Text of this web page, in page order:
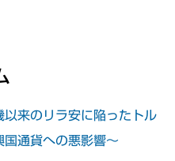
以来のリラ安に陥ったトル
通貨への悪影響～